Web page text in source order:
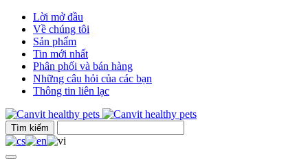
Lời mở đầu
Về chúng tôi
Sản phẩm
Tin mới nhất
Phân phối và bán hàng
Những câu hỏi của các bạn
Thông tin liên lạc